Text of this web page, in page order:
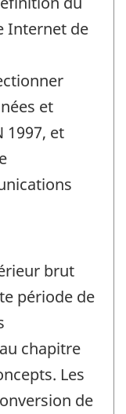
Internet de
et
1997, et
brut
période de
chapitre
Les
de